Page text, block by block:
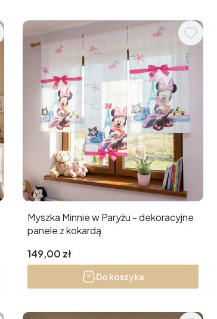
Myszka Minnie w Paryżu - dekoracyjne
panele z kokardą
Cena
149,00 zł
Do koszyka